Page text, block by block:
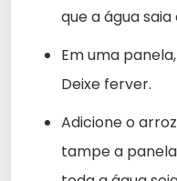
que a água saia
Em uma
Deixe ferver.
Adicione o
tampe a